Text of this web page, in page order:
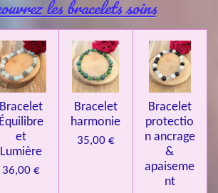
les bracelets soins
Bracelet
Équilibre
et
Lumière
36,00 €
Bracelet
harmonie
35,00 €
Bracelet
protectio
n ancrage
&
apaiseme
nt